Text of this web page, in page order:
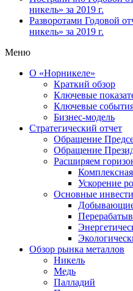
никель» за 2019 г.
Разворотами Годовой
никель» за 2019 г.
Меню
О «Норникеле»
Краткий обзор
Ключевые
Ключевые
Бизнес-модель
Стратегический отчет
Обращение
Обращение
Расширяем
Ускорение
Основные
Обзор рынка металлов
Никель
Медь
Палладий